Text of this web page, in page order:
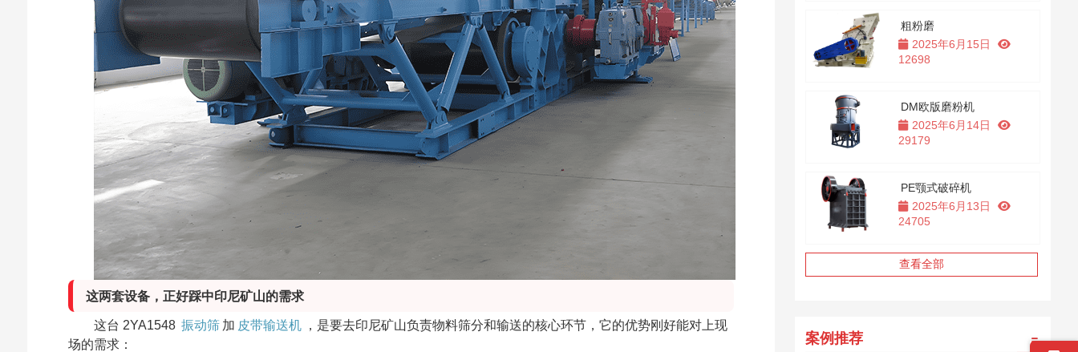
这两套设备，正好踩中印尼矿山的需求
这台 2YA1548 振动筛 加 皮带输送机
，是要去印尼矿山负责物料筛分和输送的核心环节，它的优势刚好能对上现
场的需求：
粗粉磨
2025年6月15日
12698
DM欧版磨粉机
2025年6月14日
29179
PE颚式破碎机
2025年6月13日
24705
查看全部
案例推荐